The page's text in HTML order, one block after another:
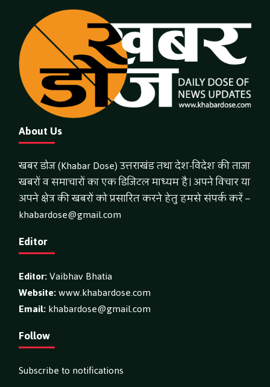
About Us
खबर डोज (Khabar Dose) उत्तराखंड तथा देश-विदेश की ताजा
खबरों व समाचारों का एक डिजिटल माध्यम है। अपने विचार या
अपने क्षेत्र की खबरों को प्रसारित करने हेतु हमसे संपर्क करें –
khabardose@gmail.com
Editor
Editor:Vaibhav Bhatia
Website:www.khabardose.com
Email:khabardose@gmail.com
Follow
Subscribe to notifications